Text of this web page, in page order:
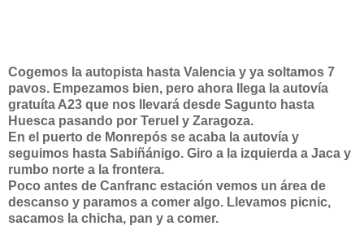
Cogemos la autopista hasta Valencia y ya soltamos 7
pavos. Empezamos bien, pero ahora llega la autovía
gratuíta A23 que nos llevará desde Sagunto hasta
Huesca pasando por Teruel y Zaragoza.
En el puerto de Monrepós se acaba la autovía y
seguimos hasta Sabiñánigo. Giro a la izquierda a Jaca y
rumbo norte a la frontera.
Poco antes de Canfranc estación vemos un área de
descanso y paramos a comer algo. Llevamos picnic,
sacamos la chicha, pan y a comer.